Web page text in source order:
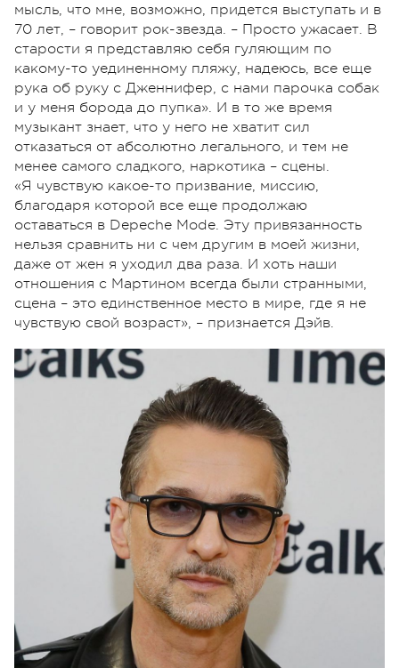
мысль, что мне, возможно, придется выступать и в
70 лет, – говорит рок-звезда. – Просто ужасает. В
старости я представляю себя гуляющим по
какому-то уединенному пляжу, надеюсь, все еще
рука об руку с Дженнифер, с нами парочка собак
и у меня борода до пупка». И в то же время
музыкант знает, что у него не хватит сил
отказаться от абсолютно легального, и тем не
менее самого сладкого, наркотика – сцены.
«Я чувствую какое-то призвание, миссию,
благодаря которой все еще продолжаю
оставаться в Depeche Mode. Эту привязанность
нельзя сравнить ни с чем другим в моей жизни,
даже от жен я уходил два раза. И хоть наши
отношения с Мартином всегда были странными,
сцена – это единственное место в мире, где я не
чувствую свой возраст», – признается Дэйв.